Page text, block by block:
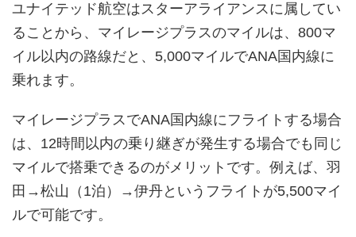
ユナイテッド航空はスターアライアンスに属してい
ることから、マイレージプラスのマイルは、800マ
イル以内の路線だと、5,000マイルでANA国内線に
乗れます。
マイレージプラスでANA国内線にフライトする場合
は、12時間以内の乗り継ぎが発生する場合でも同じ
マイルで搭乗できるのがメリットです。例えば、羽
田→松山（1泊）→伊丹というフライトが5,500マイ
ルで可能です。